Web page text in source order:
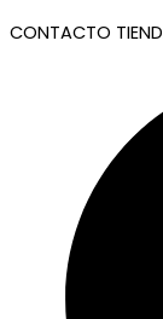
CONTACTO